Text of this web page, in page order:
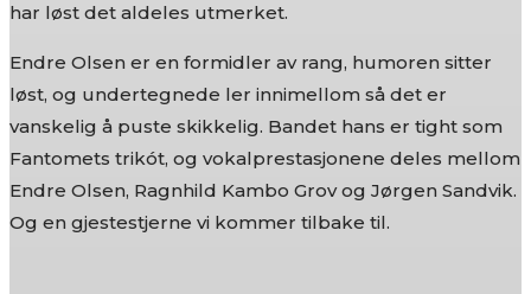
har løst det aldeles utmerket.
Endre Olsen er en formidler av rang, humoren sitter
løst, og undertegnede ler innimellom så det er
vanskelig å puste skikkelig. Bandet hans er tight som
Fantomets trikót, og vokalprestasjonene deles mellom
Endre Olsen, Ragnhild Kambo Grov og Jørgen Sandvik.
Og en gjestestjerne vi kommer tilbake til.